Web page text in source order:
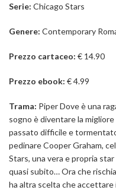
Serie: Chicago Stars
Genere: Contemporary
Prezzo cartaceo: € 14.90
Prezzo ebook: € 4.99
Trama: Piper Dove è una
sogno è diventare la
passato difficile e
pedinare Cooper Graham,
Stars, una vera e propria
quasi subito… Ora che
ha altra scelta che accettare